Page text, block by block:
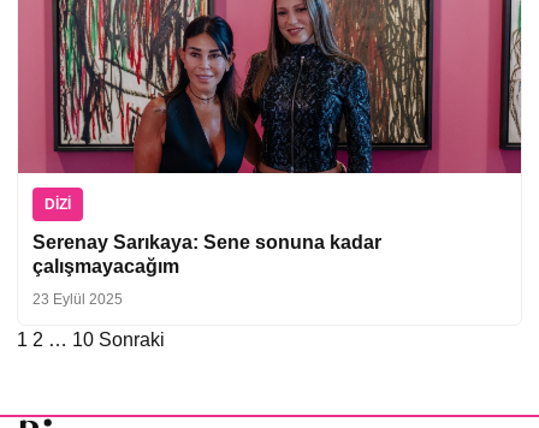
DIZI
Serenay Sarıkaya: Sene sonuna kadar
çalışmayacağım
23 Eylül 2025
Yazı
1 2 … 10 Sonraki